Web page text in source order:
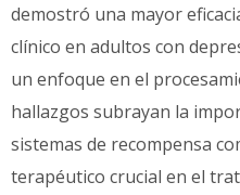
demostró una mayor
clínico en adultos con
un enfoque en el
hallazgos subrayan la
sistemas de recompensa
terapéutico crucial en el